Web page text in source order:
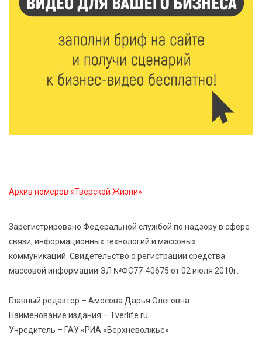
Ребёнок, жизнь, семья: жители Твери назвали
главные подарки в своей жизни
Спрос растёт: жители других регионов активнее
оформляют недвижимость в Тверской области
Энергетики «Тверьэнерго» готовятся к ухудшению
погодных условий
Архив номеров «Тверской Жизни»
Зарегистрировано Федеральной службой по надзору в сфере
связи, информационных технологий и массовых
коммуникаций. Свидетельство о регистрации средства
массовой информации ЭЛ №ФС77-40675 от 02 июля 2010г.
Главный редактор – Амосова Дарья Олеговна
Наименование издания – Tverlife.ru
Учредитель – ГАУ «РИА «Верхневолжье»